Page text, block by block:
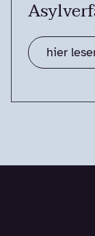
hier